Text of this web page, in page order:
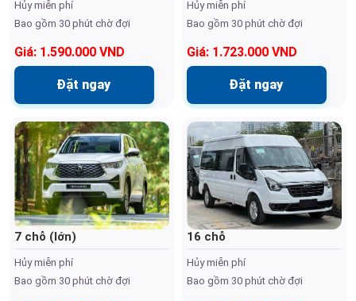
Hủy miễn phí
Bao gồm 30 phút chờ đợi
Giá: 1.590.000 VND
Đặt ngay
Hủy miễn phí
Bao gồm 30 phút chờ đợi
Giá: 1.723.000 VND
Đặt ngay
7 chỗ (lớn)
Hủy miễn phí
Bao gồm 30 phút chờ đợi
16 chỗ
Hủy miễn phí
Bao gồm 30 phút chờ đợi